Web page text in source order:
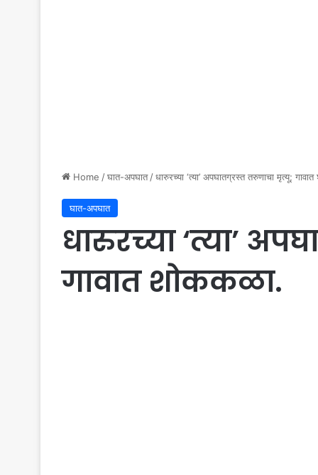
Home /घात-अपघात /धारुरच्या ‘त्या’ अपघातग्रस्त तरुणाचा मृत्यू;
घात-अपघात
धारुरच्या ‘त्या’
गावात शोककळा.